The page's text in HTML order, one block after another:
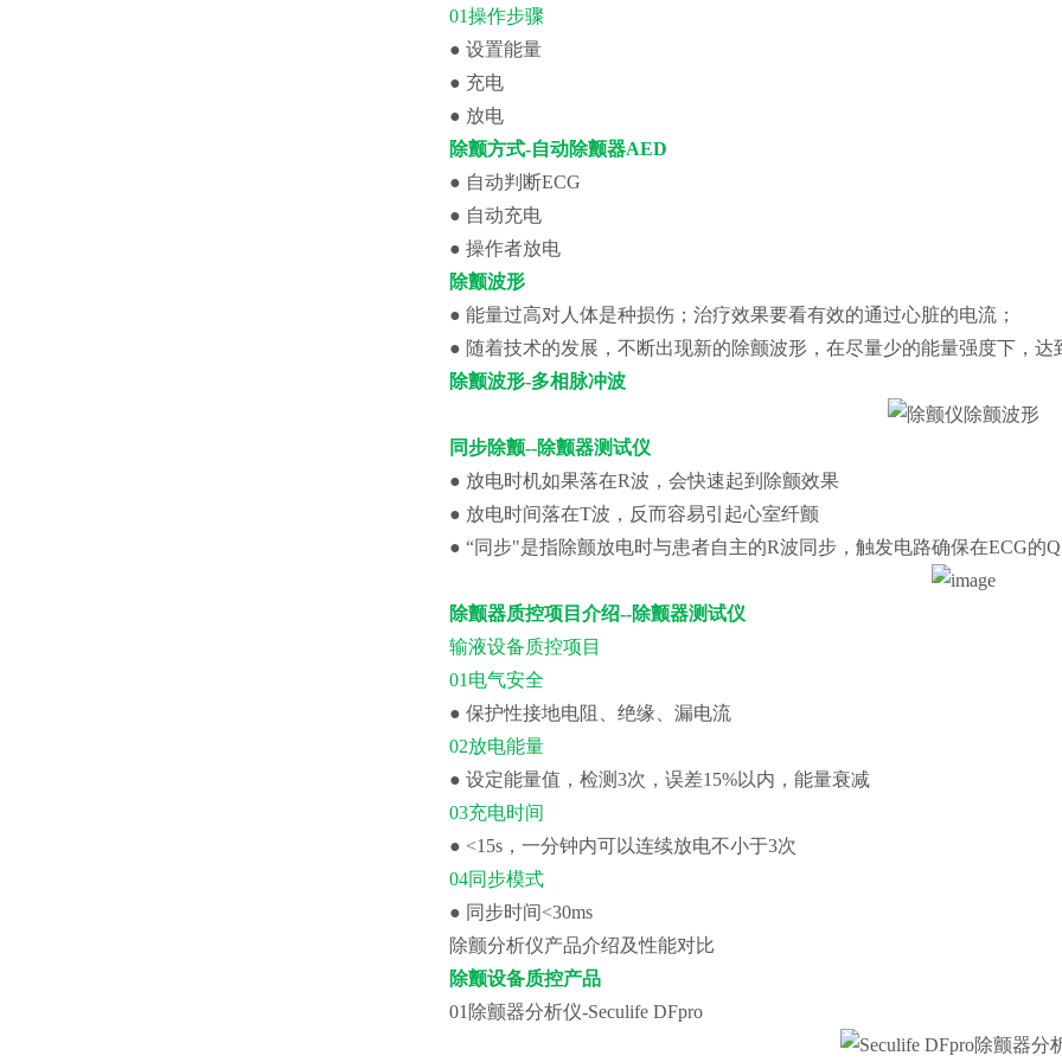
01操作步骤
● 设置能量
● 充电
● 放电
除颤方式-自动除颤器AED
● 自动判断ECG
● 自动充电
● 操作者放电
除颤波形
● 能量过高对人体是种损伤；治疗效果要看有效的通过心脏的电流；
● 随着技术的发展，不断出现新的除颤波形，在尽量少的能量强度下，达
除颤波形-多相脉冲波
同步除颤--除颤器测试仪
● 放电时机如果落在R波，会快速起到除颤效果
● 放电时间落在T波，反而容易引起心室纤颤
● “同步"是指除颤放电时与患者自主的R波同步，触发电路确保在ECG的
除颤器质控项目介绍--除颤器测试仪
输液设备质控项目
01电气安全
● 保护性接地电阻、绝缘、漏电流
02放电能量
● 设定能量值，检测3次，误差15%以内，能量衰减
03充电时间
● <15s，一分钟内可以连续放电不小于3次
04同步模式
● 同步时间<30ms
除颤分析仪产品介绍及性能对比
除颤设备质控产品
01除颤器分析仪-Seculife DFpro